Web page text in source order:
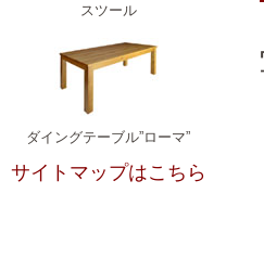
スツール
ダイングテーブル”ローマ”
サイトマップはこちら